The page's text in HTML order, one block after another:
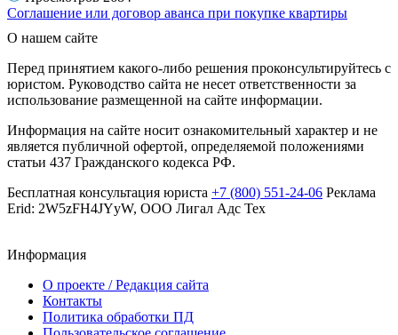
Соглашение или договор аванса при покупке квартиры
О нашем сайте
Перед принятием какого-либо решения проконсультируйтесь с
юристом. Руководство сайта не несет ответственности за
использование размещенной на сайте информации.
Информация на сайте носит ознакомительный характер и не
является публичной офертой, определяемой положениями
статьи 437 Гражданского кодекса РФ.
Бесплатная консультация юриста +7 (800) 551-24-06 Реклама
Erid: 2W5zFH4JYyW, ООО Лигал Адс Тех
Информация
О проекте / Редакция сайта
Контакты
Политика обработки ПД